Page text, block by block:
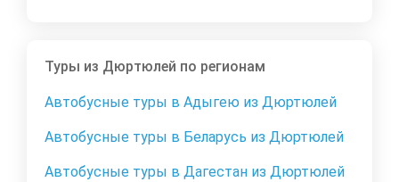
Туры из Дюртюлей по регионам
Автобусные туры в Адыгею из Дюртюлей
Автобусные туры в Беларусь из Дюртюлей
Автобусные туры в Дагестан из Дюртюлей